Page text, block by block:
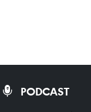
PODCAST